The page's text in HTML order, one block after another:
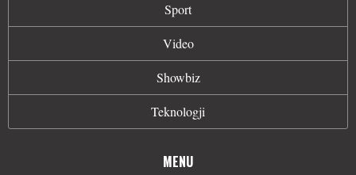
Sport
Video
Showbiz
Teknologji
MENU